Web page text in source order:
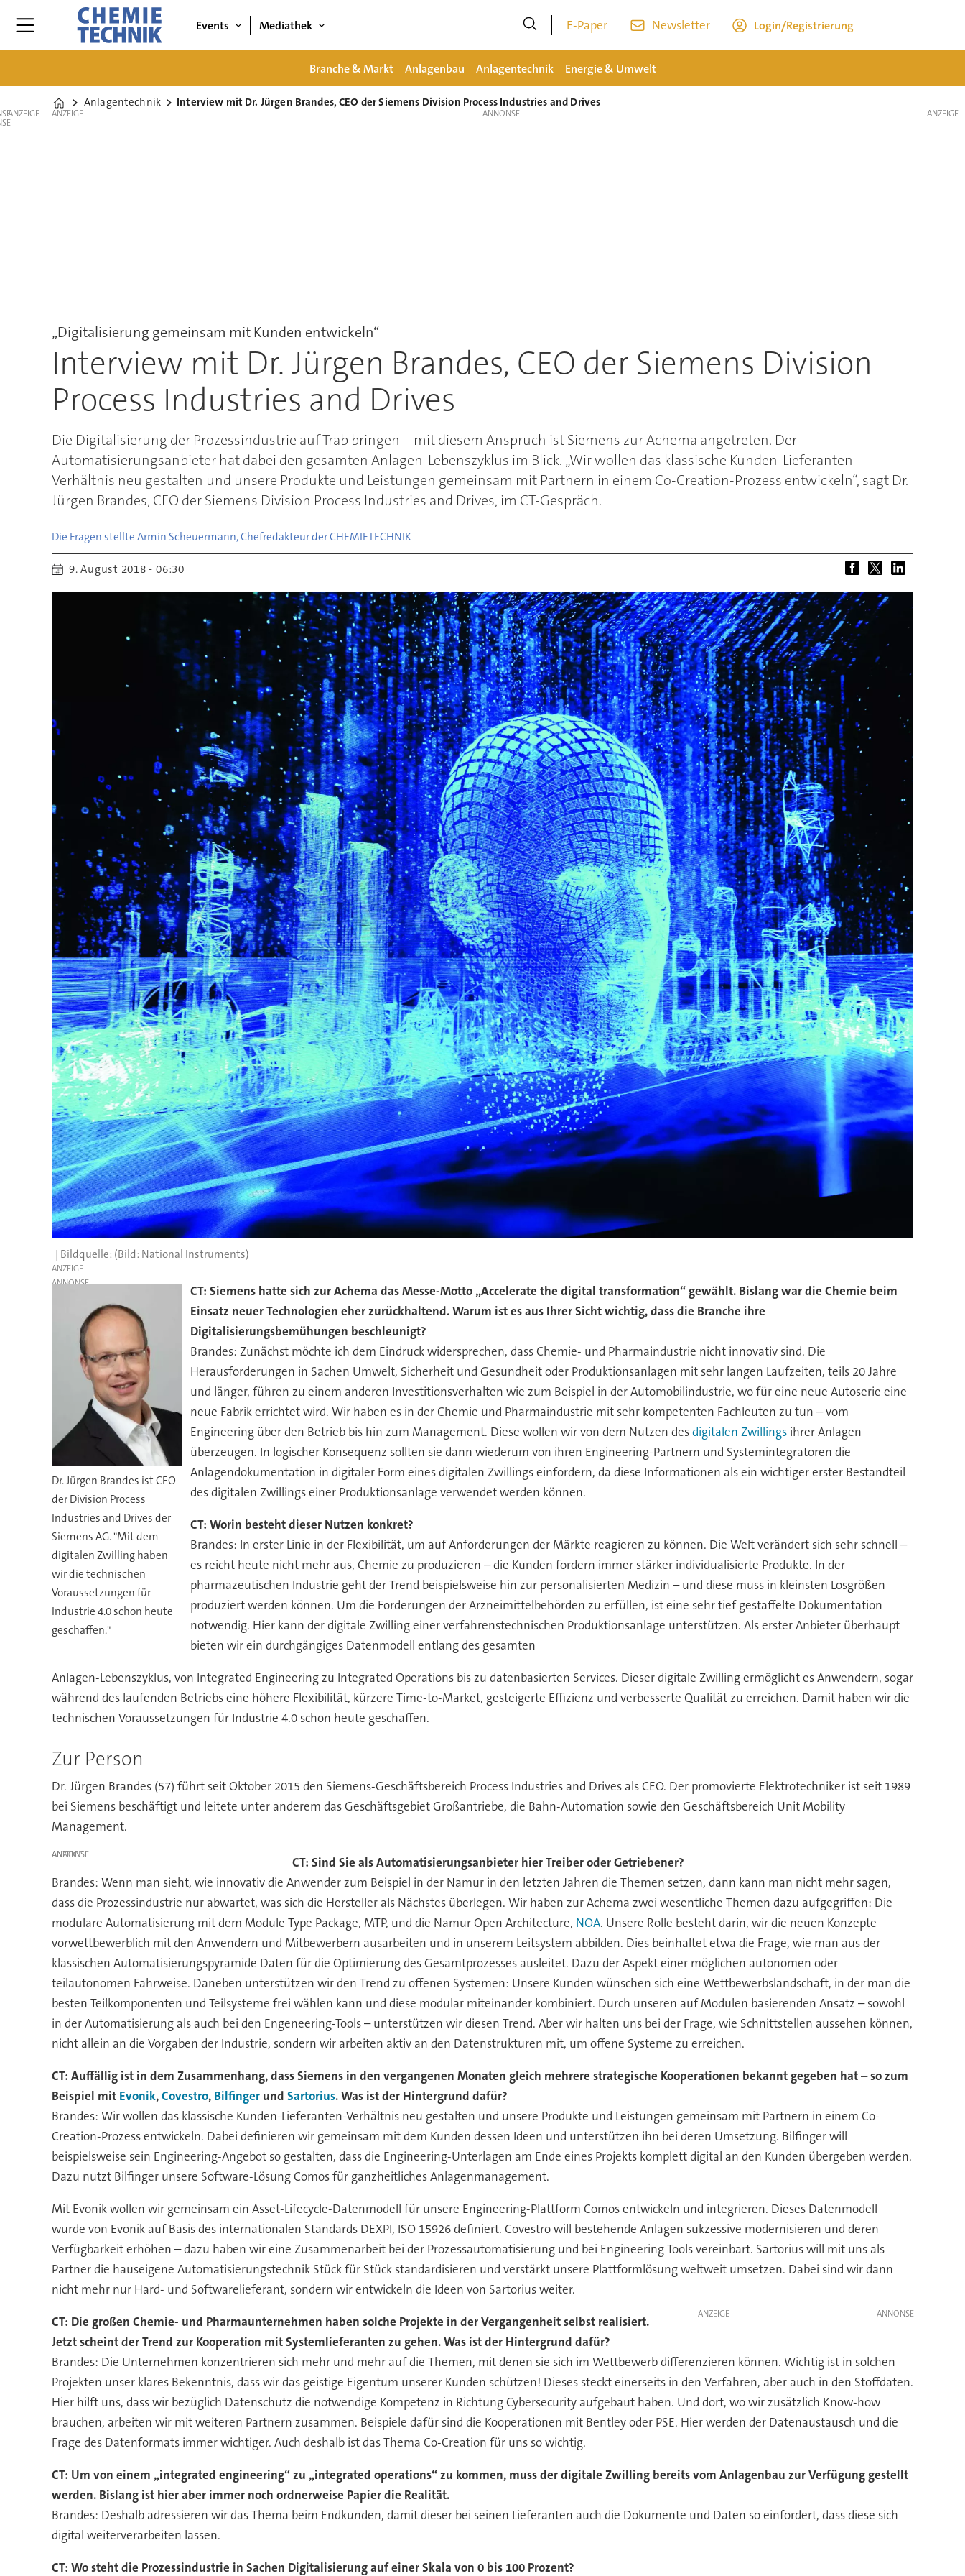
Events Mediathek E-Paper Newsletter Login/Registrierung
Branche & Markt Anlagenbau Anlagentechnik Energie & Umwelt
Home
Anlagentechnik Interview mit Dr. Jürgen Brandes, CEO der Siemens Division Process Industries and Drives
ANZEIGE ANZEIGE
„Digitalisierung gemeinsam mit Kunden entwickeln“
Interview mit Dr. Jürgen Brandes, CEO der Siemens Division
Process Industries and Drives
Die Digitalisierung der Prozessindustrie auf Trab bringen – mit diesem Anspruch ist Siemens zur Achema angetreten. Der
Automatisierungsanbieter hat dabei den gesamten Anlagen-Lebenszyklus im Blick. „Wir wollen das klassische Kunden-Lieferanten-
Verhältnis neu gestalten und unsere Produkte und Leistungen gemeinsam mit Partnern in einem Co-Creation-Prozess entwickeln“, sagt Dr.
Jürgen Brandes, CEO der Siemens Division Process Industries and Drives, im CT-Gespräch.
Die Fragen stellte Armin Scheuermann, Chefredakteur der CHEMIETECHNIK
9. August 2018 - 06:30
(Bild: National Instruments)
ANZEIGE
Dr. Jürgen Brandes ist CEO
der Division Process
Industries and Drives der
Siemens AG. "Mit dem
digitalen Zwilling haben
wir die technischen
Voraussetzungen für
Industrie 4.0 schon heute
geschaffen."
CT: Siemens hatte sich zur Achema das Messe-Motto „Accelerate the digital transformation“ gewählt. Bislang war die Chemie beim
Einsatz neuer Technologien eher zurückhaltend. Warum ist es aus Ihrer Sicht wichtig, dass die Branche ihre
Digitalisierungsbemühungen beschleunigt?
Brandes: Zunächst möchte ich dem Eindruck widersprechen, dass Chemie- und Pharmaindustrie nicht innovativ sind. Die
Herausforderungen in Sachen Umwelt, Sicherheit und Gesundheit oder Produktionsanlagen mit sehr langen Laufzeiten, teils 20 Jahre
und länger, führen zu einem anderen Investitionsverhalten wie zum Beispiel in der Automobilindustrie, wo für eine neue Autoserie eine
neue Fabrik errichtet wird. Wir haben es in der Chemie und Pharmaindustrie mit sehr kompetenten Fachleuten zu tun – vom
Engineering über den Betrieb bis hin zum Management. Diese wollen wir von dem Nutzen desdigitalen Zwillingsihrer Anlagen
überzeugen. In logischer Konsequenz sollten sie dann wiederum von ihren Engineering-Partnern und Systemintegratoren die
Anlagendokumentation in digitaler Form eines digitalen Zwillings einfordern, da diese Informationen als ein wichtiger erster Bestandteil
des digitalen Zwillings einer Produktionsanlage verwendet werden können.
CT: Worin besteht dieser Nutzen konkret?
Brandes: In erster Linie in der Flexibilität, um auf Anforderungen der Märkte reagieren zu können. Die Welt verändert sich sehr schnell –
es reicht heute nicht mehr aus, Chemie zu produzieren – die Kunden fordern immer stärker individualisierte Produkte. In der
pharmazeutischen Industrie geht der Trend beispielsweise hin zur personalisierten Medizin – und diese muss in kleinsten Losgrößen
produziert werden können. Um die Forderungen der Arzneimittelbehörden zu erfüllen, ist eine sehr tief gestaffelte Dokumentation
notwendig. Hier kann der digitale Zwilling einer verfahrenstechnischen Produktionsanlage unterstützen. Als erster Anbieter überhaupt
bieten wir ein durchgängiges Datenmodell entlang des gesamten
Anlagen-Lebenszyklus, von Integrated Engineering zu Integrated Operations bis zu datenbasierten Services. Dieser digitale Zwilling ermöglicht es Anwendern, sogar
während des laufenden Betriebs eine höhere Flexibilität, kürzere Time-to-Market, gesteigerte Effizienz und verbesserte Qualität zu erreichen. Damit haben wir die
technischen Voraussetzungen für Industrie 4.0 schon heute geschaffen.
Zur Person
Dr. Jürgen Brandes (57) führt seit Oktober 2015 den Siemens-Geschäftsbereich Process Industries and Drives als CEO. Der promovierte Elektrotechniker ist seit 1989
bei Siemens beschäftigt und leitete unter anderem das Geschäftsgebiet Großantriebe, die Bahn-Automation sowie den Geschäftsbereich Unit Mobility
Management.
ANZEIGE
CT: Sind Sie als Automatisierungsanbieter hier Treiber oder Getriebener?
Brandes: Wenn man sieht, wie innovativ die Anwender zum Beispiel in der Namur in den letzten Jahren die Themen setzen, dann kann man nicht mehr sagen,
dass die Prozessindustrie nur abwartet, was sich die Hersteller als Nächstes überlegen. Wir haben zur Achema zwei wesentliche Themen dazu aufgegriffen: Die
modulare Automatisierung mit dem Module Type Package, MTP, und die Namur Open Architecture, NOA. Unsere Rolle besteht darin, wir die neuen Konzepte
vorwettbewerblich mit den Anwendern und Mitbewerbern ausarbeiten und in unserem Leitsystem abbilden. Dies beinhaltet etwa die Frage, wie man aus der
klassischen Automatisierungspyramide Daten für die Optimierung des Gesamtprozesses ausleitet. Dazu der Aspekt einer möglichen autonomen oder
teilautonomen Fahrweise. Daneben unterstützen wir den Trend zu offenen Systemen: Unsere Kunden wünschen sich eine Wettbewerbslandschaft, in der man die
besten Teilkomponenten und Teilsysteme frei wählen kann und diese modular miteinander kombiniert. Durch unseren auf Modulen basierenden Ansatz – sowohl
in der Automatisierung als auch bei den Engeneering-Tools – unterstützen wir diesen Trend. Aber wir halten uns bei der Frage, wie Schnittstellen aussehen können,
nicht allein an die Vorgaben der Industrie, sondern wir arbeiten aktiv an den Datenstrukturen mit, um offene Systeme zu erreichen.
CT: Auffällig ist in dem Zusammenhang, dass Siemens in den vergangenen Monaten gleich mehrere strategische Kooperationen bekannt gegeben hat – so zum
Beispiel mit Evonik,Covestro, Bilfinger und Sartorius. Was ist der Hintergrund dafür?
Brandes: Wir wollen das klassische Kunden-Lieferanten-Verhältnis neu gestalten und unsere Produkte und Leistungen gemeinsam mit Partnern in einem Co-
Creation-Prozess entwickeln. Dabei definieren wir gemeinsam mit dem Kunden dessen Ideen und unterstützen ihn bei deren Umsetzung. Bilfinger will
beispielsweise sein Engineering-Angebot so gestalten, dass die Engineering-Unterlagen am Ende eines Projekts komplett digital an den Kunden übergeben werden.
Dazu nutzt Bilfinger unsere Software-Lösung Comos für ganzheitliches Anlagenmanagement.
Mit Evonik wollen wir gemeinsam ein Asset-Lifecycle-Datenmodell für unsere Engineering-Plattform Comos entwickeln und integrieren. Dieses Datenmodell
wurde von Evonik auf Basis des internationalen Standards DEXPI, ISO 15926 definiert. Covestro will bestehende Anlagen sukzessive modernisieren und deren
Verfügbarkeit erhöhen – dazu haben wir eine Zusammenarbeit bei der Prozessautomatisierung und bei Engineering Tools vereinbart. Sartorius will mit uns als
Partner die hauseigene Automatisierungstechnik Stück für Stück standardisieren und verstärkt unsere Plattformlösung weltweit umsetzen. Dabei sind wir dann
nicht mehr nur Hard- und Softwarelieferant, sondern wir entwickeln die Ideen von Sartorius weiter.
ANZEIGE
CT: Die großen Chemie- und Pharmaunternehmen haben solche Projekte in der Vergangenheit selbst realisiert.
Jetzt scheint der Trend zur Kooperation mit Systemlieferanten zu gehen. Was ist der Hintergrund dafür?
Brandes: Die Unternehmen konzentrieren sich mehr und mehr auf die Themen, mit denen sie sich im Wettbewerb differenzieren können. Wichtig ist in solchen
Projekten unser klares Bekenntnis, dass wir das geistige Eigentum unserer Kunden schützen! Dieses steckt einerseits in den Verfahren, aber auch in den Stoffdaten.
Hier hilft uns, dass wir bezüglich Datenschutz die notwendige Kompetenz in Richtung Cybersecurity aufgebaut haben. Und dort, wo wir zusätzlich Know-how
brauchen, arbeiten wir mit weiteren Partnern zusammen. Beispiele dafür sind die Kooperationen mit Bentley oder PSE. Hier werden der Datenaustausch und die
Frage des Datenformats immer wichtiger. Auch deshalb ist das Thema Co-Creation für uns so wichtig.
CT: Um von einem „integrated engineering“ zu „integrated operations“ zu kommen, muss der digitale Zwilling bereits vom Anlagenbau zur Verfügung gestellt
werden. Bislang ist hier aber immer noch ordnerweise Papier die Realität.
Brandes: Deshalb adressieren wir das Thema beim Endkunden, damit dieser bei seinen Lieferanten auch die Dokumente und Daten so einfordert, dass diese sich
digital weiterverarbeiten lassen.
CT: Wo steht die Prozessindustrie in Sachen Digitalisierung auf einer Skala von 0 bis 100 Prozent?
ANZEIGE